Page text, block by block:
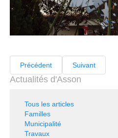
Précédent Suivant
Actualités d'Asson
Tous les articles
Familles
Municipalité
Travaux